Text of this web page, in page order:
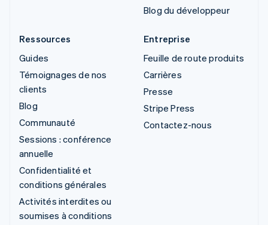
Blog du développeur
Ressources
Guides
Témoignages de nos
clients
Blog
Communauté
Sessions : conférence
annuelle
Confidentialité et
conditions générales
Activités interdites ou
soumises à conditions
Entreprise
Feuille de route produits
Carrières
Presse
Stripe Press
Contactez-nous